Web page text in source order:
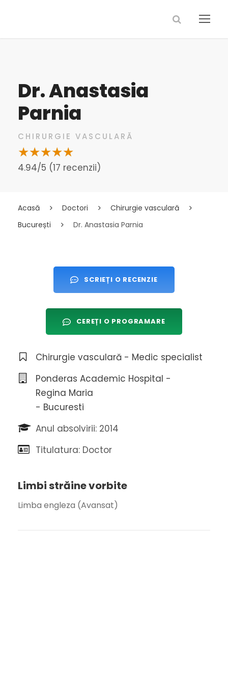
Dr. Anastasia
Parnia
CHIRURGIE VASCULARĂ
4.94/5 (17 recenzii)
Acasă Doctori
Chirurgie vasculară
București
Dr. Anastasia Parnia
SCRIEȚI O RECENZIE
CEREȚI O PROGRAMARE
Chirurgie vasculară - Medic specialist
Ponderas Academic Hospital -
Regina Maria
- Bucuresti
Anul absolvirii: 2014
Titulatura: Doctor
Limbi străine vorbite
Limba engleza (Avansat)